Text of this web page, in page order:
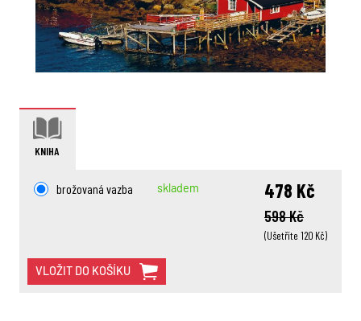
KNIHA
brožovaná vazba skladem
598 Kč
(Ušetříte 120 Kč)
478 Kč
VLOŽIT DO KOŠÍKU